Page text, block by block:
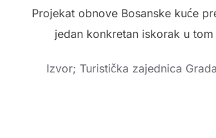
Projekat obnove Bosanske kuće
jedan konkretan iskorak u
Izvor; Turistička zajednica